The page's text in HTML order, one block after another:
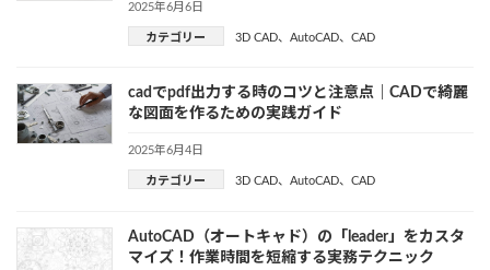
2025年6月6日
カテゴリー 3D CAD、 AutoCAD、 CAD
cadでpdf出力する時のコツと注意点｜CADで綺麗
な図面を作るための実践ガイド
2025年6月4日
カテゴリー 3D CAD、 AutoCAD、 CAD
AutoCAD（オートキャド）の「leader」をカスタ
マイズ！作業時間を短縮する実務テクニック